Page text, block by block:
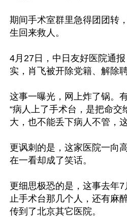
期间手术室群里急得团团转
生回来救人。
4月27日，中日友好医院通
实，肖飞被开除党籍、解除聘
这事一曝光，网上炸了锅。
“病人上了手术台，是把命交
大，也不能丢下病人不管，
更讽刺的是，这家医院一向
在一看却成了笑话。
更细思极恐的是，这事去年
止手术台那几个人，还有麻
传到了北京其它医院。